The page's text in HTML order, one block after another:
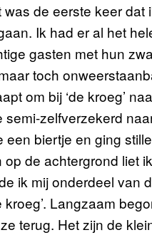
de eerste keer dat
Ik had er al het
gasten met hun
toch
om bij ‘de kroeg’
zelfverzekerd
biertje en ging
de achtergrond liet
ik mij onderdeel van
Langzaam
terug. Het zijn de